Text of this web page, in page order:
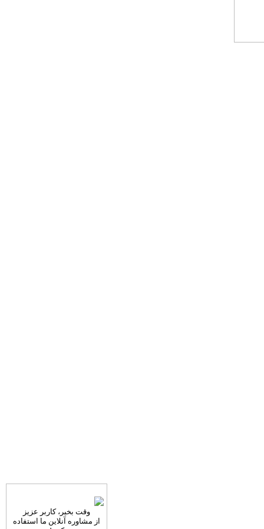
وقت بخیر، کاربر عزیز
از مشاوره آنلاین ما استفاده